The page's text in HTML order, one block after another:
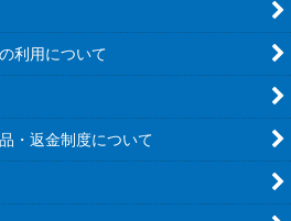
利用について
・返金制度について